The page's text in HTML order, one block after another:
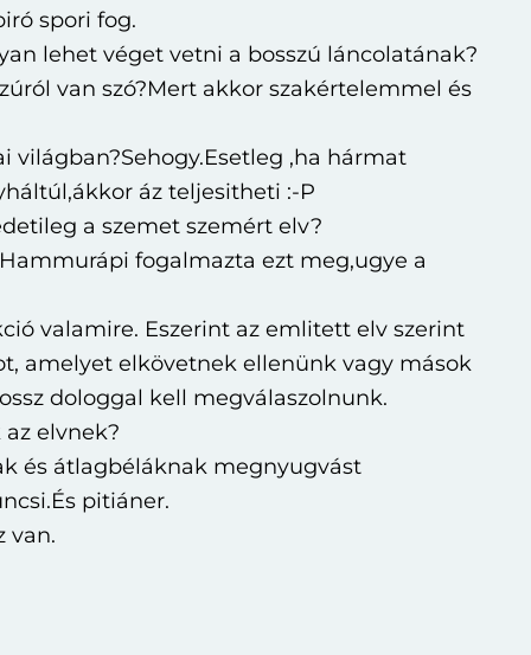
spori fog.
lehet véget vetni a bosszú láncolatának?
van szó?Mert akkor szakértelemmel és
világban?Sehogy.Esetleg ,ha hármat
áz teljesitheti :-P
a szemet szemért elv?
fogalmazta ezt meg,ugye a
valamire. Eszerint az emlitett elv szerint
amelyet elkövetnek ellenünk vagy mások
dologgal kell megválaszolnunk.
elvnek?
és átlagbéláknak megnyugvást
pitiáner.
van.